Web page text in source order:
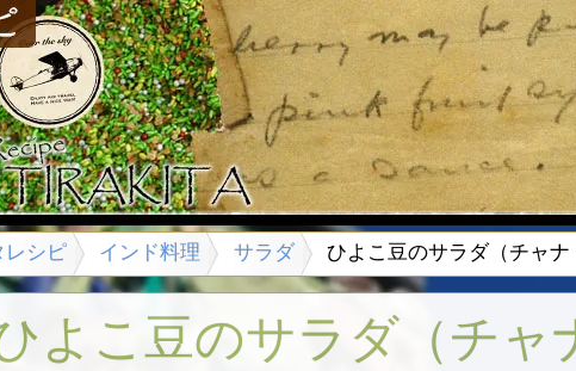
レシピ インド料理 サラダ ひよこ豆のサラダ（チャナ
よこ豆のサラダ（チャ